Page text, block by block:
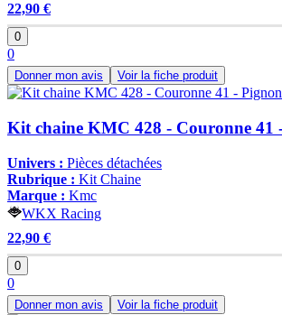
22,90 €
0
0
Donner mon avis Voir la fiche produit
Kit chaine KMC 428 - Couronne 41
Univers : Pièces détachées
Rubrique : Kit Chaine
Marque : Kmc
WKX Racing
22,90 €
0
0
Donner mon avis Voir la fiche produit